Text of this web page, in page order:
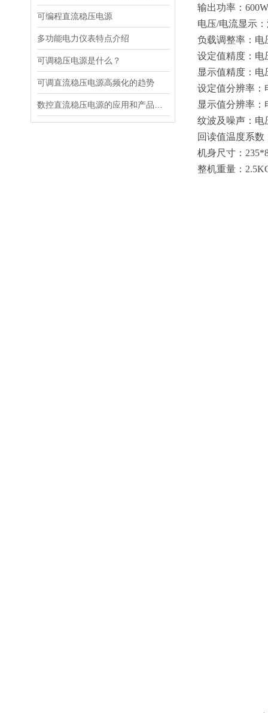
可编程直流稳压电源
多功能电力仪表特点介绍
可调稳压电源是什么？
可调直流稳压电源高频化的趋势
输出功率： 600W
电压/电流显示
负载调整率：电
设定值精度：电
显示值精度：电
设定值分辨率：
显示值分辨率：
纹波及噪声：电
回读值温度系数
机身尺寸：
整机重量：